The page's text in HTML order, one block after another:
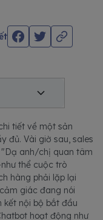
tiết về một sản
đủ. Vài giờ sau, sales
anh/chị quan tâm
thể cuộc trò
hàng phải lặp lại
giác đang nói
kết nội bộ bắt đầu
hoạt động như